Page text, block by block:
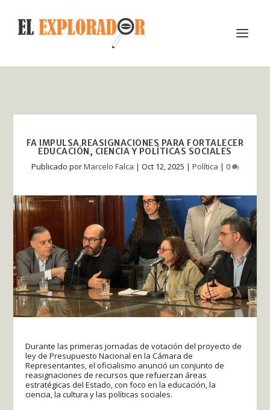
FA IMPULSA REASIGNACIONES PARA FORTALECER
EDUCACIÓN, CIENCIA Y POLÍTICAS SOCIALES
Publicado porMarcelo Falca | Oct 12, 2025 | Política | 0
Durante las primeras jornadas de votación del proyecto de
ley de Presupuesto Nacional en la Cámara de
Representantes, el oficialismo anunció un conjunto de
reasignaciones de recursos que refuerzan áreas
estratégicas del Estado, con foco en la educación, la
ciencia, la cultura y las políticas sociales.